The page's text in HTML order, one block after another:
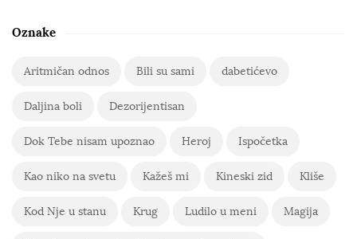
Oznake
Aritmičan odnos Bili su sami dabetićevo
Daljina boli Dezorijentisan
Dok Tebe nisam upoznao Heroj Ispočetka
Kao niko na svetu Kažeš mi Kineski zid Kliše
Kod Nje u stanu Krug Ludilo u meni Magija